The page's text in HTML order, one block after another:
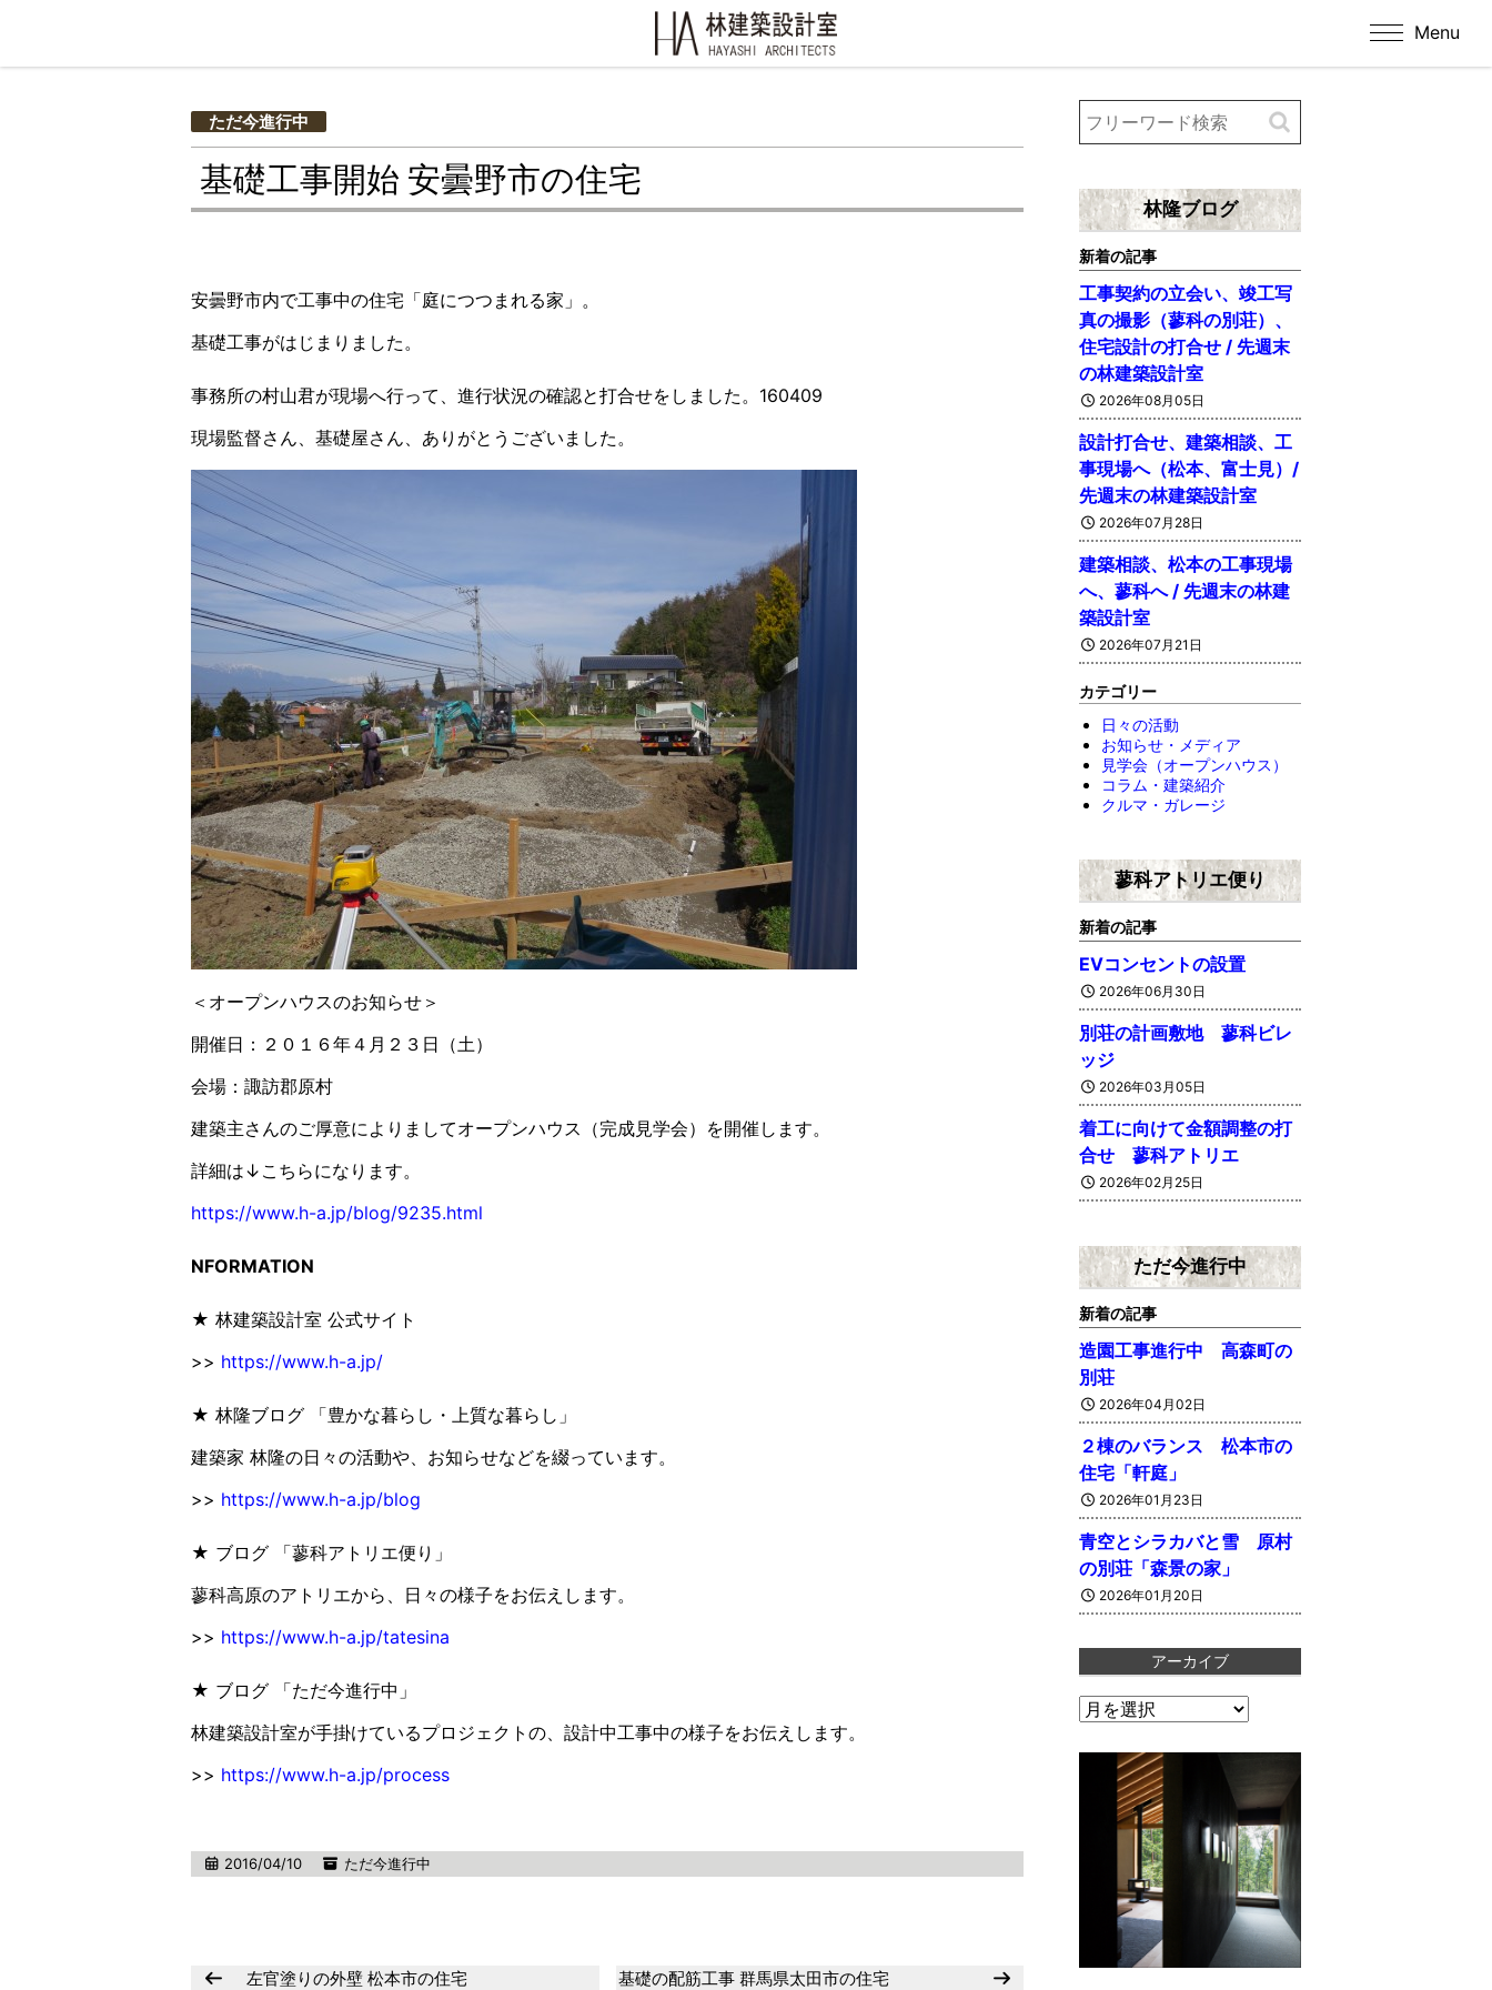
Menu
ただ今進行中
基礎工事開始 安曇野市の住宅
安曇野市内で工事中の住宅「庭につつまれる家」。
基礎工事がはじまりました。
事務所の村山君が現場へ行って、進行状況の確認と打合せをしました。160409
現場監督さん、基礎屋さん、ありがとうございました。
＜オープンハウスのお知らせ＞
開催日：２０１６年４月２３日（土）
会場：諏訪郡原村
建築主さんのご厚意によりましてオープンハウス（完成見学会）を開催します。
詳細は↓こちらになります。
https://www.h-a.jp/blog/9235.html
NFORMATION
★ 林建築設計室 公式サイト
>> https://www.h-a.jp/
★ 林隆ブログ 「豊かな暮らし・上質な暮らし」
建築家 林隆の日々の活動や、お知らせなどを綴っています。
>> https://www.h-a.jp/blog
★ ブログ 「蓼科アトリエ便り」
蓼科高原のアトリエから、日々の様子をお伝えします。
>> https://www.h-a.jp/tatesina
★ ブログ 「ただ今進行中」
林建築設計室が手掛けているプロジェクトの、設計中工事中の様子をお伝えします。
>> https://www.h-a.jp/process
2016/04/10 ただ今進行中
左官塗りの外壁 松本市の住宅 基礎の配筋工事 群馬県太田市の住宅
林隆ブログ
新着の記事
工事契約の立会い、竣工写
真の撮影（蓼科の別荘）、
住宅設計の打合せ / 先週末
の林建築設計室
2026年08月05日
設計打合せ、建築相談、工
事現場へ（松本、富士見）/
先週末の林建築設計室
2026年07月28日
建築相談、松本の工事現場
へ、蓼科へ / 先週末の林建
築設計室
2026年07月21日
カテゴリー
日々の活動
お知らせ・メディア
見学会（オープンハウス）
コラム・建築紹介
クルマ・ガレージ
蓼科アトリエ便り
新着の記事
EVコンセントの設置
2026年06月30日
別荘の計画敷地 蓼科ビレ
ッジ
2026年03月05日
着工に向けて金額調整の打
合せ 蓼科アトリエ
2026年02月25日
ただ今進行中
新着の記事
造園工事進行中 高森町の
別荘
2026年04月02日
２棟のバランス 松本市の
住宅「軒庭」
2026年01月23日
青空とシラカバと雪 原村
の別荘「森景の家」
2026年01月20日
アーカイブ
ア
ー